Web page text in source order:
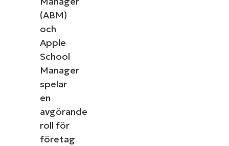
(ABM)
och
Apple
School
Manager
spelar
en
avgörande
roll för
företag